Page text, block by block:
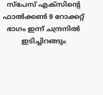
സ്‌പേസ് എക്‌സിൻ്റെ
ഫാൽക്കൺ 9 റോക്കറ്റ്
ഭാഗം ഇന്ന് ചന്ദ്രനിൽ
ഇടിച്ചിറങ്ങും